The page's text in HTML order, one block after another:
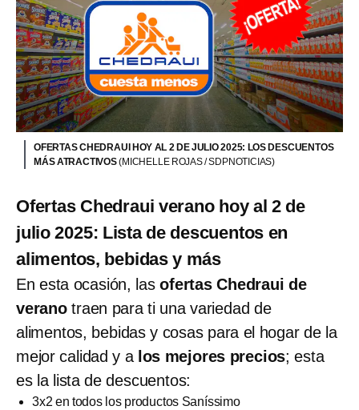
OFERTAS CHEDRAUI HOY AL 2 DE JULIO 2025: LOS DESCUENTOS
MÁS ATRACTIVOS(MICHELLE ROJAS / SDPNOTICIAS)
Ofertas Chedraui verano hoy al 2 de
julio 2025: Lista de descuentos en
alimentos, bebidas y más
En esta ocasión, lasofertas Chedraui de
veranotraen para ti una variedad de
alimentos, bebidas y cosas para el hogar de la
mejor calidad y alos mejores precios; esta
es la lista de descuentos:
3x2 en todos los productos Saníssimo